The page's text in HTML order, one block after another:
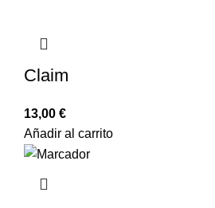
Claim
13,00 €
Añadir al carrito